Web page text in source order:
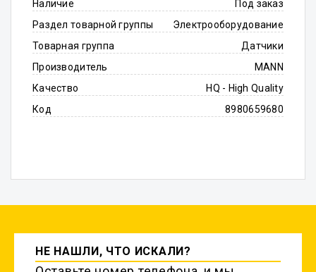
Наличие
Под заказ
Раздел товарной группы
Электрооборудование
Товарная группа
Датчики
Производитель
MANN
Качество
HQ - High Quality
Код
8980659680
НЕ НАШЛИ, ЧТО ИСКАЛИ?